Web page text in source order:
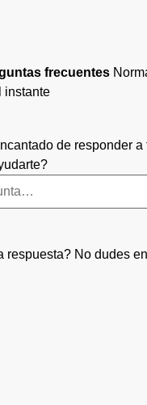
frecuentes
instante
de responder a
respuesta? No dudes